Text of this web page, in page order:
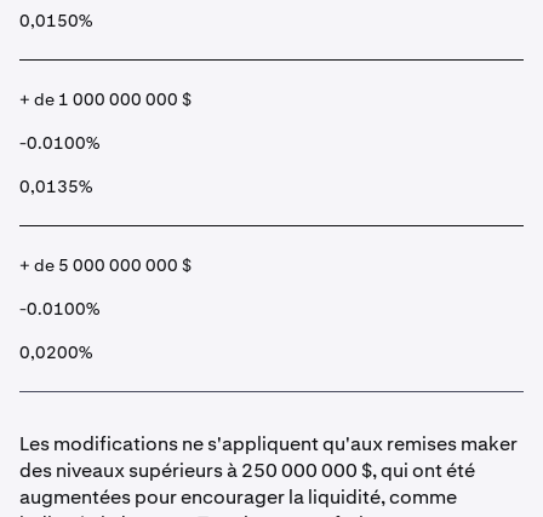
0,0150%
+ de 1 000 000 000 $
-0.0100%
0,0135%
+ de 5 000 000 000 $
-0.0100%
0,0200%
Les modifications ne s'appliquent qu'aux remises maker
des niveaux supérieurs à 250 000 000 $, qui ont été
augmentées pour encourager la liquidité, comme